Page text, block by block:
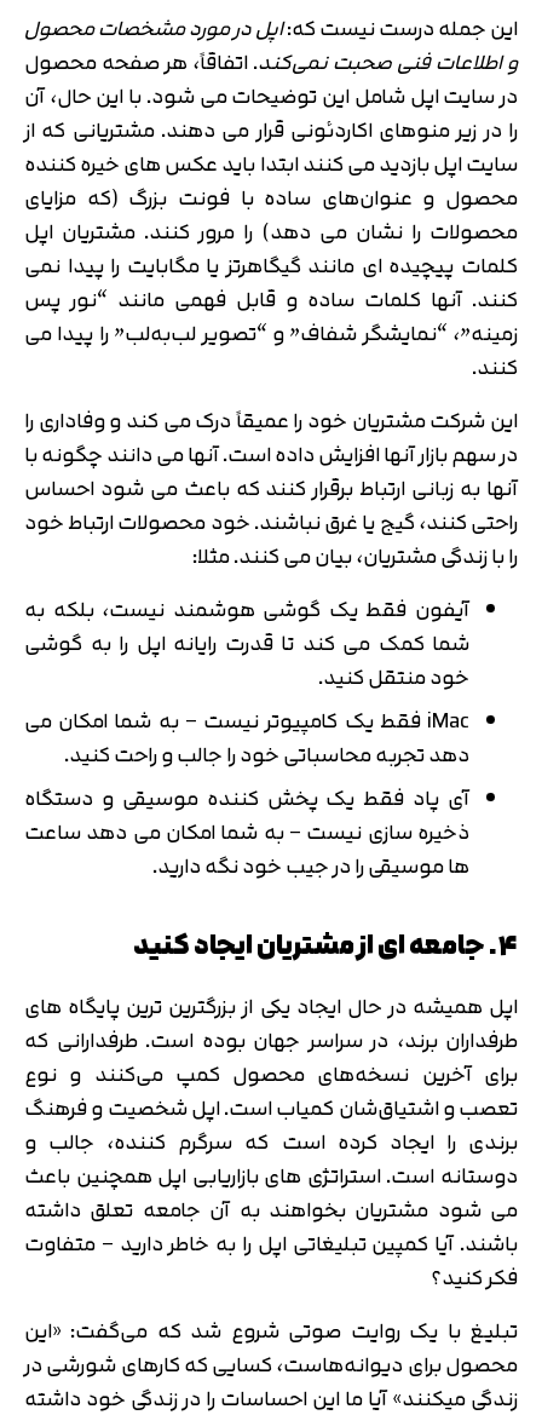
این جمله درست نیست که:اپل در مورد مشخصات محصول
و اطلاعات فنی صحبت نمی‌کند. اتفاقاً، هر صفحه محصول
در سایت اپل شامل این توضیحات می شود. با این حال، آن
را در زیر منوهای اکاردئونی قرار می دهند. مشتریانی که از
سایت اپل بازدید می کنند ابتدا باید عکس های خیره کننده
محصول و عنوان‌های ساده با فونت بزرگ (که مزایای
محصولات را نشان می دهد) را مرور کنند. مشتریان اپل
کلمات پیچیده ای مانند گیگاهرتز یا مگابایت را پیدا نمی
کنند. آنها کلمات ساده و قابل فهمی مانند “نور پس
زمینه”، “نمایشگر شفاف” و “تصویر لب‌به‌لب” را پیدا می
کنند.
این شرکت مشتریان خود را عمیقاً درک می کند و وفاداری را
در سهم بازار آنها افزایش داده است. آنها می دانند چگونه با
آنها به زبانی ارتباط برقرار کنند که باعث می شود احساس
راحتی کنند، گیج یا غرق نباشند. خود محصولات ارتباط خود
را با زندگی مشتریان، بیان می کنند. مثلا:
آیفون فقط یک گوشی هوشمند نیست، بلکه به
شما کمک می کند تا قدرت رایانه اپل را به گوشی
خود منتقل کنید.
iMac فقط یک کامپیوتر نیست – به شما امکان می
دهد تجربه محاسباتی خود را جالب و راحت کنید.
آی پاد فقط یک پخش کننده موسیقی و دستگاه
ذخیره سازی نیست – به شما امکان می دهد ساعت
ها موسیقی را در جیب خود نگه دارید.
۴. جامعه ای از مشتریان ایجاد کنید
اپل همیشه در حال ایجاد یکی از بزرگترین ترین پایگاه های
طرفداران برند، در سراسر جهان بوده است. طرفدارانی که
برای آخرین نسخه‌های محصول کمپ می‌کنند و نوع
تعصب و اشتیاق‌شان کمیاب است. اپل شخصیت و فرهنگ
برندی را ایجاد کرده است که سرگرم کننده، جالب و
دوستانه است. استراتژی های بازاریابی اپل همچنین باعث
می شود مشتریان بخواهند به آن جامعه تعلق داشته
باشند. آیا کمپین تبلیغاتی اپل را به خاطر دارید – متفاوت
فکر کنید؟
تبلیغ با یک روایت صوتی شروع شد که می‌گفت: «این
محصول برای دیوانه‌هاست، کسایی که کارهای شورشی در
زندگی میکنند» آیا ما این احساسات را در زندگی خود داشته